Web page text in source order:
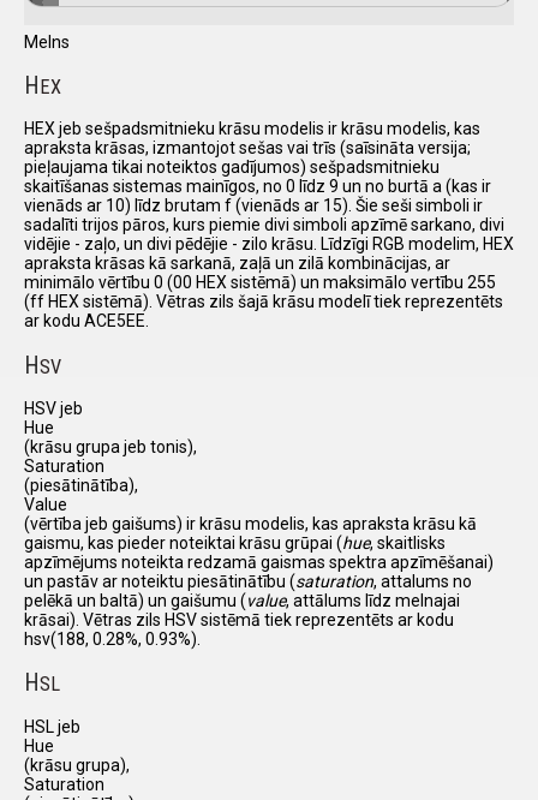
Melns
HEX
HEX jeb sešpadsmitnieku krāsu modelis ir krāsu modelis, kas
apraksta krāsas, izmantojot sešas vai trīs (saīsināta versija;
pieļaujama tikai noteiktos gadījumos) sešpadsmitnieku
skaitīšanas sistemas mainīgos, no 0 līdz 9 un no burtā a (kas ir
vienāds ar 10) līdz brutam f (vienāds ar 15). Šie seši simboli ir
sadalīti trijos pāros, kurs piemie divi simboli apzīmē sarkano, divi
vidējie - zaļo, un divi pēdējie - zilo krāsu. Līdzīgi RGB modelim, HEX
apraksta krāsas kā sarkanā, zaļā un zilā kombinācijas, ar
minimālo vērtību 0 (00 HEX sistēmā) un maksimālo vertību 255
(ff HEX sistēmā). Vētras zils šajā krāsu modelī tiek reprezentēts
ar kodu ACE5EE.
HSV
HSV jeb
Hue
(krāsu grupa jeb tonis),
Saturation
(piesātinātība),
Value
(vērtība jeb gaišums) ir krāsu modelis, kas apraksta krāsu kā
gaismu, kas pieder noteiktai krāsu grūpai (hue, skaitlisks
apzīmējums noteikta redzamā gaismas spektra apzīmēšanai)
un pastāv ar noteiktu piesātinātību (saturation, attalums no
pelēkā un baltā) un gaišumu (value, attālums līdz melnajai
krāsai). Vētras zils HSV sistēmā tiek reprezentēts ar kodu
hsv(188, 0.28%, 0.93%).
HSL
HSL jeb
Hue
(krāsu grupa),
Saturation